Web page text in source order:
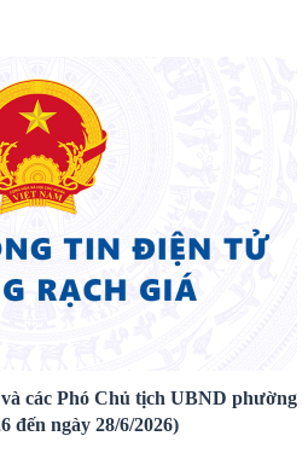
các Phó Chủ tịch UBND phường
đến ngày 28/6/2026)